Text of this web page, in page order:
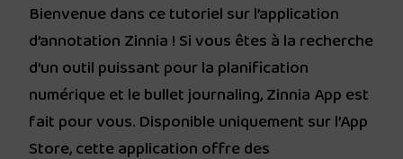
Bienvenue dans ce tutoriel sur l’application
d’annotation Zinnia ! Si vous êtes à la recherche
d’un outil puissant pour la planification
numérique et le bullet journaling, Zinnia App est
fait pour vous. Disponible uniquement sur l’App
Store, cette application offre des